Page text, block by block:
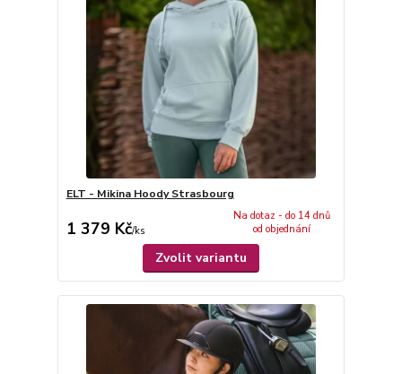
ELT - Mikina Hoody Strasbourg
1 379 Kč/ks
Na dotaz - do 14 dnů
od objednání
Zvolit variantu